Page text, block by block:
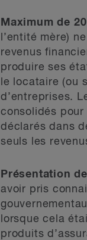
Maximum de
l’entité mère)
revenus
produire ses
le locataire (ou
d’entreprises.
consolidés
déclarés dans
seuls les
Présentation
avoir pris
lorsque cela
produits